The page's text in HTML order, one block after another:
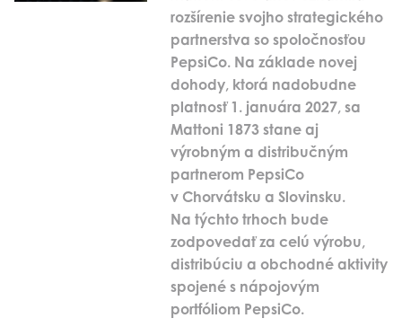
rozšírenie svojho strategického
partnerstva so spoločnosťou
PepsiCo. Na základe novej
dohody, ktorá nadobudne
platnosť 1. januára 2027, sa
Mattoni 1873 stane aj
výrobným a distribučným
partnerom PepsiCo
v Chorvátsku a Slovinsku.
Na týchto trhoch bude
zodpovedať za celú výrobu,
distribúciu a obchodné aktivity
spojené s nápojovým
portfóliom PepsiCo.